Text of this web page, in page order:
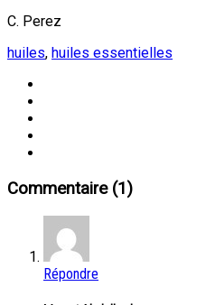
C. Perez
huiles, huiles essentielles
Commentaire (1)
Répondre